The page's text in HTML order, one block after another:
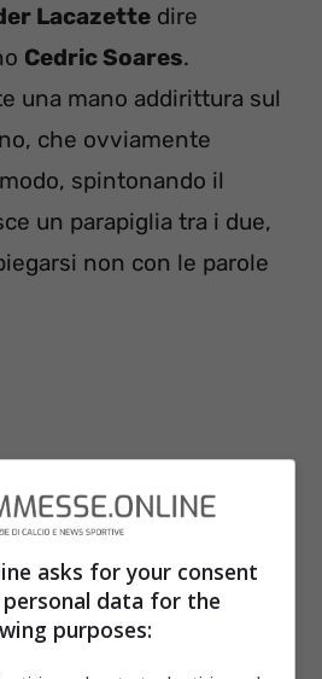
Lacazette dire
Cedric Soares.
una mano addirittura sul
che ovviamente
spintonando il
un parapiglia tra i due,
non con le parole
asks for your consent
data for the
purposes: